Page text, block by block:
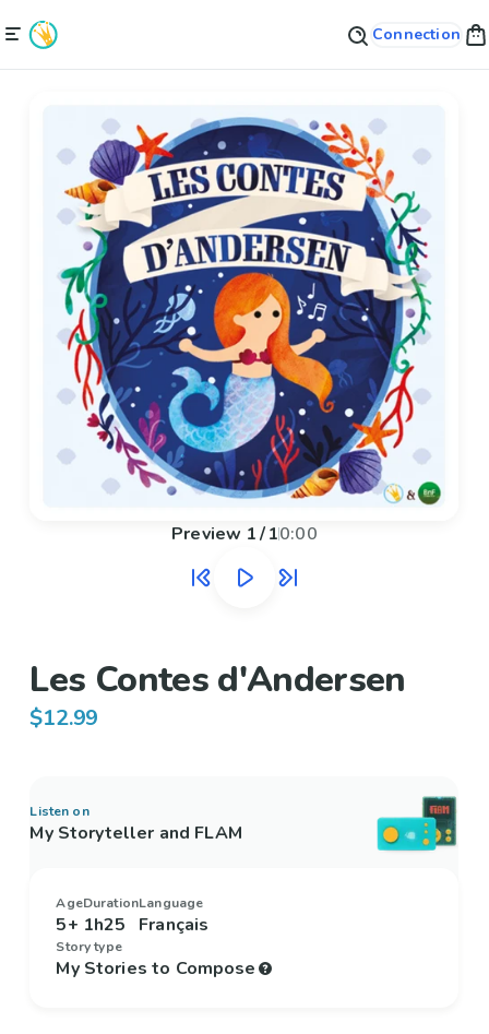
Connection
Preview 1/10:00
Les Contes d'Andersen
$12.99
Listen on
My Storyteller and FLAM
Age
5+
Duration
1h25
Language
Français
Story type
My Stories to Compose